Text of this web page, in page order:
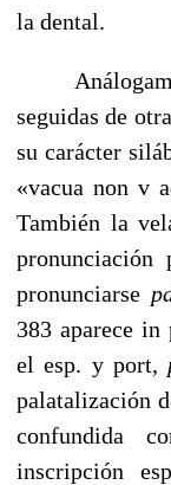
la den­tal.
seguidas de
su carácter
«vacua non v
También la
pronunciarse
383 aparece in
el esp. y port,
palatalización
confundida
inscripción